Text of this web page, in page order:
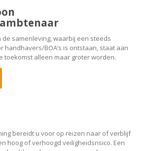
de samenleving, waarbij een steeds
handhavers/BOA’s is ontstaan, staat aan
toekomst alleen maar groter worden.
bereidt u voor op reizen naar of verblijf
hoog of verhoogd veiligheidsrisico. Een